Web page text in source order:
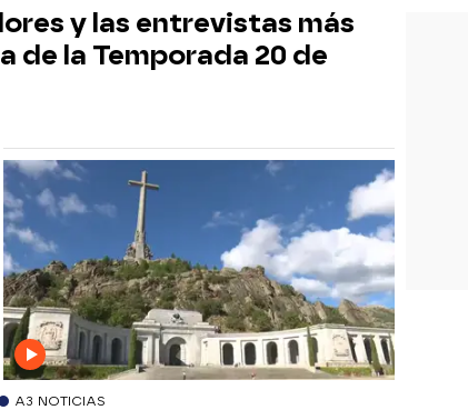
y las entrevistas más
de la Temporada 20 de
A3 NOTICIAS